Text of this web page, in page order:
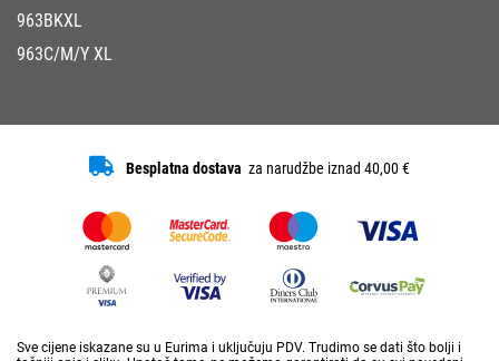
963BKXL
963C/M/Y XL
Besplatna dostava za narudžbe iznad 40,00 €
Sve cijene iskazane su u Eurima i uključuju PDV. Trudimo se dati što bolji i